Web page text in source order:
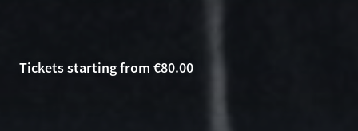
Tickets starting from €80.00